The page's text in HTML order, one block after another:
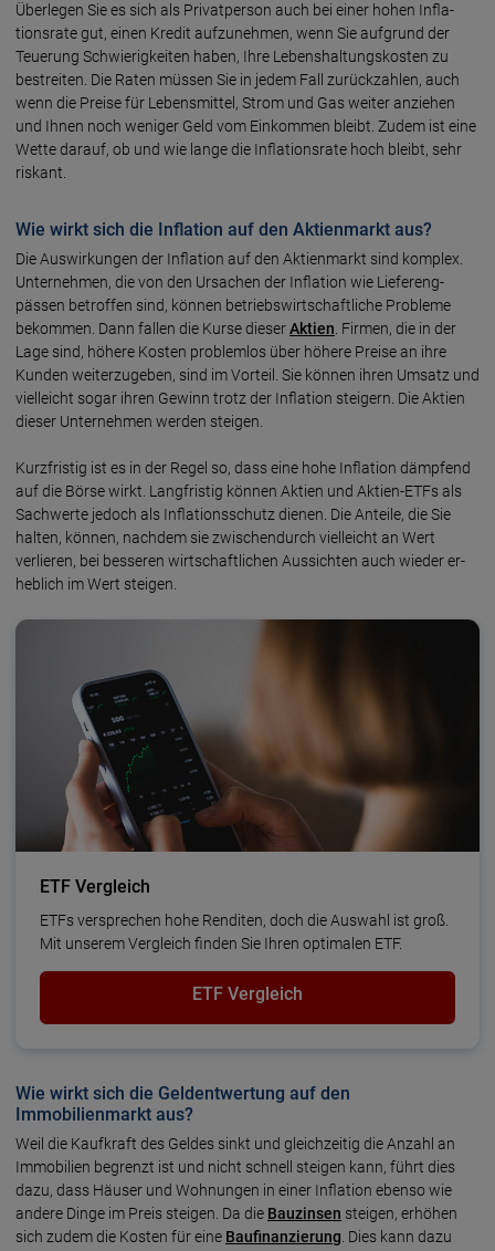
Überlegen Sie es sich als Privat­person auch bei einer hohen Infla­
tions­rate gut, einen Kredit auf­zu­nehmen, wenn Sie auf­grund der
Teue­rung Schwierig­keiten haben, Ihre Lebens­haltungs­kosten zu
bestreiten. Die Raten müssen Sie in jedem Fall zurück­zahlen, auch
wenn die Preise für Lebens­mittel, Strom und Gas weiter an­ziehen
und Ihnen noch weniger Geld vom Ein­kommen bleibt. Zudem ist eine
Wette darauf, ob und wie lange die Infla­tions­rate hoch bleibt, sehr
riskant.
Wie wirkt sich die Inflation auf den Aktienmarkt aus?
Die Auswirkungen der Inflation auf den Aktien­markt sind komplex.
Unternehmen, die von den Ursachen der Infla­tion wie Liefer­eng­
pässen betroffen sind, können betriebs­wirt­schaft­liche Probleme
bekommen. Dann fallen die Kurse dieserAktien . Firmen, die in der
Lage sind, höhere Kosten problem­los über höhere Preise an ihre
Kunden weiter­zu­geben, sind im Vorteil. Sie können ihren Um­satz und
vielleicht sogar ihren Gewinn trotz der Infla­tion steigern. Die Aktien
dieser Unter­nehmen werden steigen.
Kurzfristig ist es in der Regel so, dass eine hohe Inflation dämpfend
auf die Börse wirkt. Lang­fris­tig können Aktien und Aktien-ETFs als
Sach­werte jedoch als Infla­tions­schutz dienen. Die An­teile, die Sie
halten, können, nachdem sie zwischen­durch viel­leicht an Wert
verlieren, bei besseren wirt­schaft­lichen Aus­sichten auch wieder er­
heb­lich im Wert steigen.
ETF Vergleich
ETFs versprechen hohe Renditen, doch die Auswahl ist groß.
Mit unserem Vergleich finden Sie Ihren optimalen ETF.
ETF Vergleich
Wie wirkt sich die Geldentwertung auf den
Immobilienmarkt aus?
Weil die Kaufkraft des Geldes sinkt und gleich­zei­tig die Anzahl an
Immo­bilien be­grenzt ist und nicht schnell steigen kann, führt dies
dazu, dass Häuser und Woh­nun­gen in einer Infla­tion ebenso wie
andere Dinge im Preis steigen. Da die Bau­zinsen steigen, erhöhen
sich zudem die Kosten für eine Bau­finan­zierung . Dies kann dazu